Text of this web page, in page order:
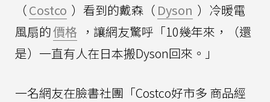
（Costco ）看到的戴森（ Dyson ）冷暖電
風扇的價格 ，讓網友驚呼「10幾年來，（還
是）一直有人在日本搬Dyson回來。」
一名網友在臉書社團「Costco好市多 商品經